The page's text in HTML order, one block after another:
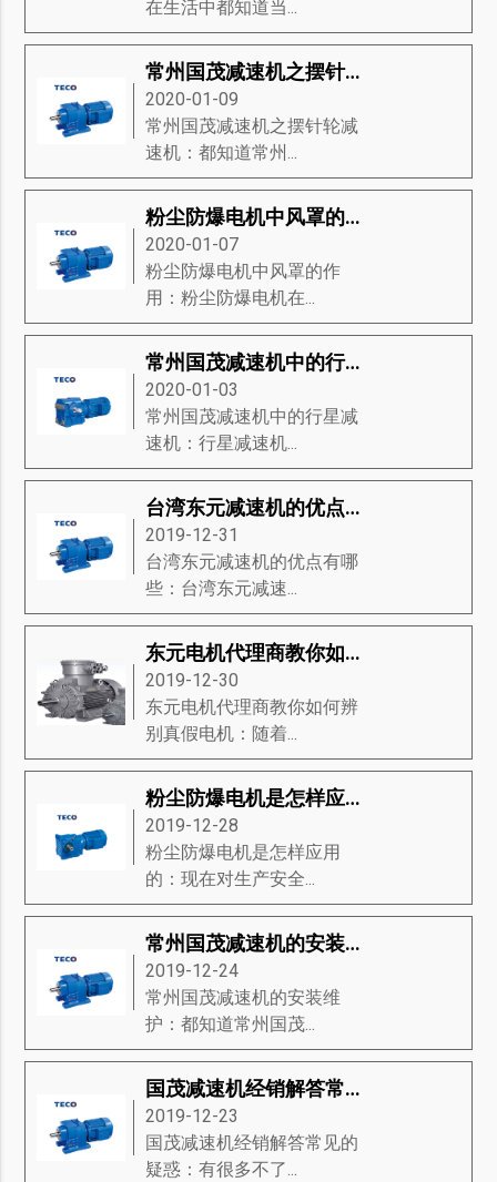
在生活中都知道当...
常州国茂减速机之摆针轮减速机
2020-01-09
常州国茂减速机之摆针轮减
速机：都知道常州...
粉尘防爆电机中风罩的作用
2020-01-07
粉尘防爆电机中风罩的作
用：粉尘防爆电机在...
常州国茂减速机中的行星减速机
2020-01-03
常州国茂减速机中的行星减
速机：行星减速机...
台湾东元减速机的优点有哪些？
2019-12-31
台湾东元减速机的优点有哪
些：台湾东元减速...
东元电机代理商教你如何辨别真假电机
2019-12-30
东元电机代理商教你如何辨
别真假电机：随着...
粉尘防爆电机是怎样应用的
2019-12-28
粉尘防爆电机是怎样应用
的：现在对生产安全...
常州国茂减速机的安装维护
2019-12-24
常州国茂减速机的安装维
护：都知道常州国茂...
国茂减速机经销解答常见的疑惑
2019-12-23
国茂减速机经销解答常见的
疑惑：有很多不了...